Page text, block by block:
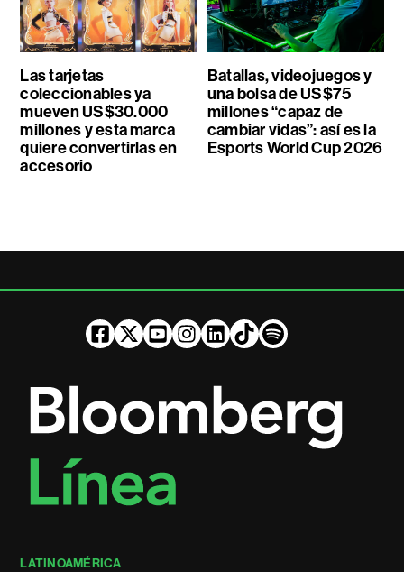
Las tarjetas
coleccionables ya
mueven US$30.000
millones y esta marca
quiere convertirlas en
accesorio
Batallas, videojuegos y
una bolsa de US$75
millones “capaz de
cambiar vidas”: así es la
Esports World Cup 2026
LATINOAMÉRICA